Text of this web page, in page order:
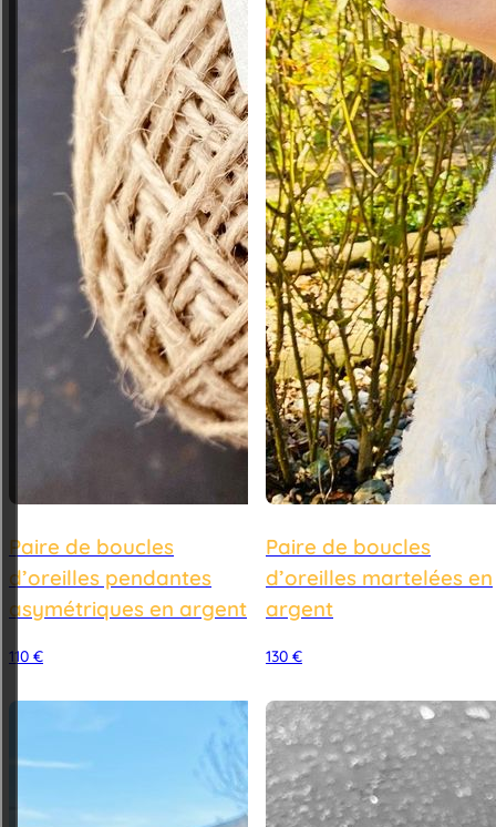
Paire de boucles
d’oreilles pendantes
asymétriques en argent
110 €
Paire de boucles
d’oreilles martelées en
argent
130 €